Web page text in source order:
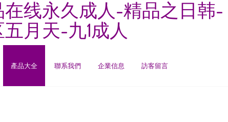
线永久成人-精品之日韩-
月天-九1成人
產品大全 聯系我們 企業信息 訪客留言